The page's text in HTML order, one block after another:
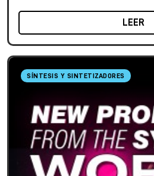
LEER
SÍNTESIS Y SINTETIZADORES